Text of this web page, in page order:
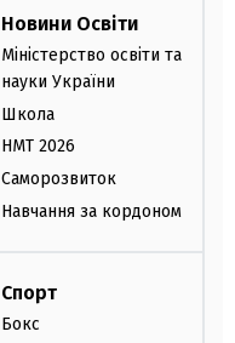
Новини Освіти
Міністерство освіти та
науки України
Школа
НМТ 2026
Саморозвиток
Навчання за кордоном
Спорт
Бокс